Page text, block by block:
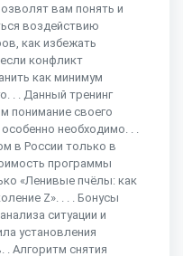
вам понять и
воздействию
как избежать
конфликт
как минимум
. . Данный тренинг
понимание своего
необходимо. . .
в России только в
программы
«Ленивые пчёлы: как
Z». . . . Бонусы
ситуации и
установления
. Алгоритм снятия